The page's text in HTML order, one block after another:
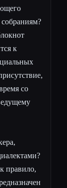
к
со
правило,